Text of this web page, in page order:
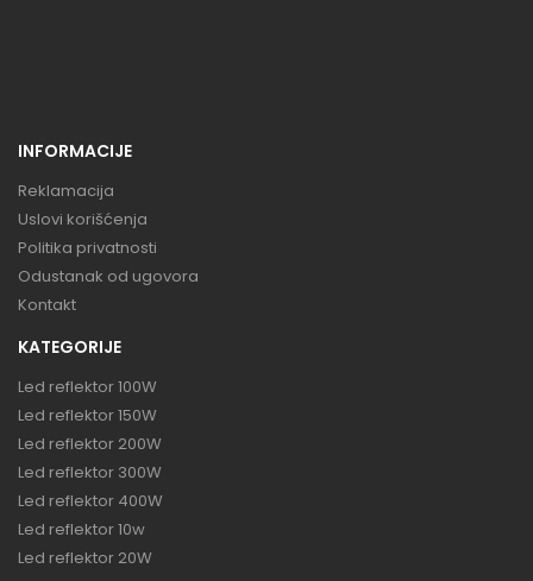
INFORMACIJE
Reklamacija
Uslovi korišćenja
Politika privatnosti
Odustanak od ugovora
Kontakt
KATEGORIJE
Led reflektor 100W
Led reflektor 150W
Led reflektor 200W
Led reflektor 300W
Led reflektor 400W
Led reflektor 10w
Led reflektor 20W